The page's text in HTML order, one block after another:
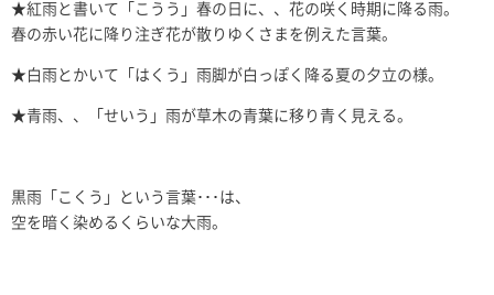
★紅雨と書いて「こうう」春の日に、、花の咲く時期に降る雨。
春の赤い花に降り注ぎ花が散りゆくさまを例えた言葉。
★白雨とかいて「はくう」雨脚が白っぽく降る夏の夕立の様。
★青雨、、「せいう」雨が草木の青葉に移り青く見える。
黒雨「こくう」という言葉･･･は、
空を暗く染めるくらいな大雨。